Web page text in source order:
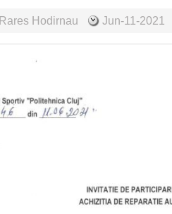
Rares Hodirnau Jun-11-2021